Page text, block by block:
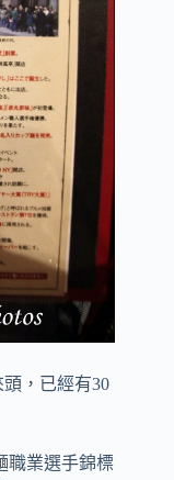
，已經有30
職業選手錦標